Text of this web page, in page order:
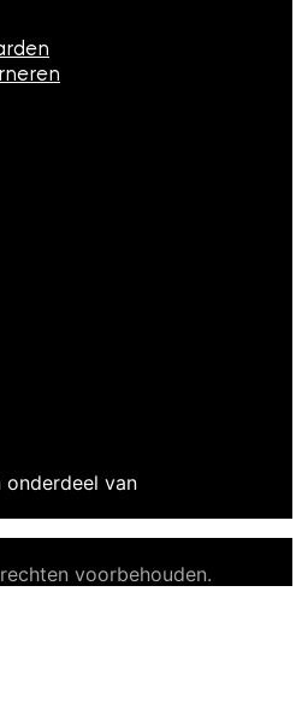
onderdeel van
voorbehouden.